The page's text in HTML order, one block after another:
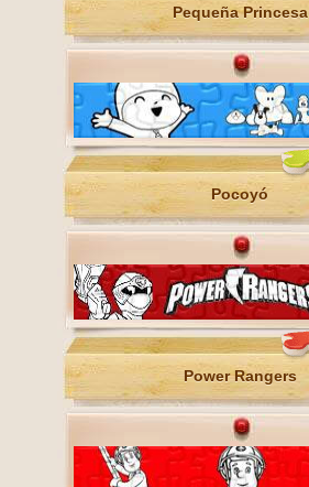
Pequeña Princesa
Pocoyó
Power Rangers